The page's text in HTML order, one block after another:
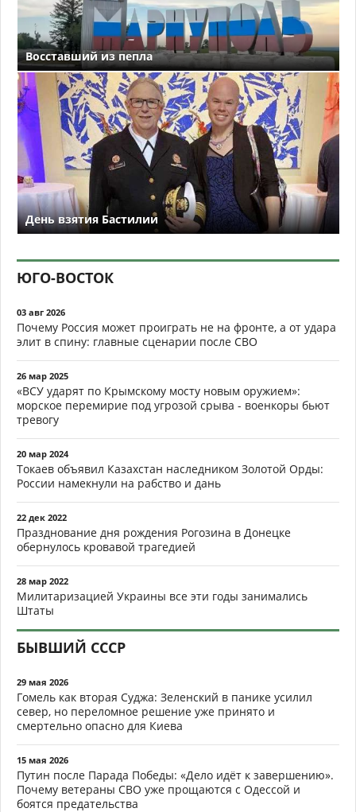
Восставший из пепла
День взятия Бастилии
ЮГО-ВОСТОК
03 авг 2026
Почему Россия может проиграть не на фронте, а от удара
элит в спину: главные сценарии после СВО
26 мар 2025
«ВСУ ударят по Крымскому мосту новым оружием»:
морское перемирие под угрозой срыва - военкоры бьют
тревогу
20 мар 2024
Токаев объявил Казахстан наследником Золотой Орды:
России намекнули на рабство и дань
22 дек 2022
Празднование дня рождения Рогозина в Донецке
обернулось кровавой трагедией
28 мар 2022
Милитаризацией Украины все эти годы занимались
Штаты
БЫВШИЙ СССР
29 мая 2026
Гомель как вторая Суджа: Зеленский в панике усилил
север, но переломное решение уже принято и
смертельно опасно для Киева
15 мая 2026
Путин после Парада Победы: «Дело идёт к завершению».
Почему ветераны СВО уже прощаются с Одессой и
боятся предательства